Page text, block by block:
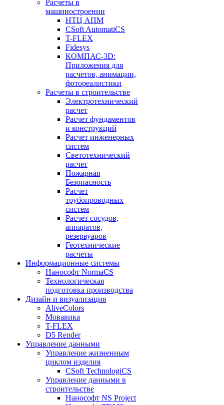
Расчеты в
машиностроении
НТЦ АПМ
CSoft AutomatiCS
T-FLEX
Fidesys
КОМПАС-3D:
Приложения для
расчетов, анимации,
фотореалистики
Расчеты в строительстве
Электротехнический
расчет
Расчет фундаментов
и конструкций
Расчет инженерных
систем
Светотехнический
расчет
Пожарная
Безопасность
Расчет
трубопроводных
систем
Расчет сосудов,
аппаратов,
резервуаров
Геотехнические
расчеты
Информационные системы
Нанософт NormaCS
Технологическая
подготовка производства
Дизайн и визуализация
AliveColors
Мовавика
T-FLEX
D5 Render
Управление данными
Управление жизненным
циклом изделия
CSoft TechnologiCS
Управление данными в
строительстве
Нанософт NS Project